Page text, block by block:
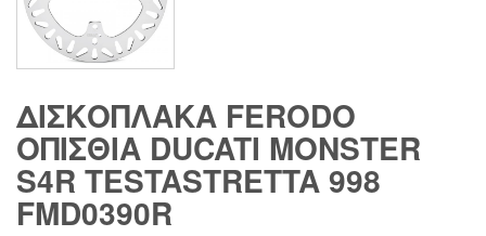
ΔΙΣΚΟΠΛΑΚΑ FERODO
ΟΠΙΣΘΙΑ DUCATI MONSTER
S4R TESTASTRETTA 998
FMD0390R